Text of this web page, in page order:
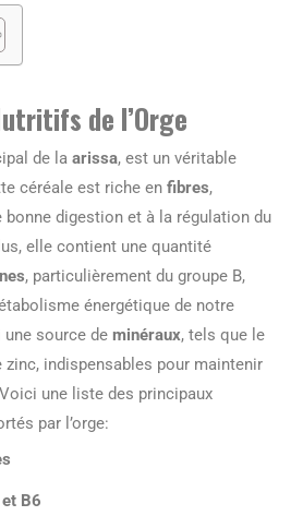
de l’Orge
de la arissa, est un véritable
céréale est riche en fibres,
digestion et à la régulation du
elle contient une quantité
, particulièrement du groupe B,
énergétique de notre
une source de minéraux, tels que le
zinc, indispensables pour maintenir
une liste des principaux
par l’orge:
B6